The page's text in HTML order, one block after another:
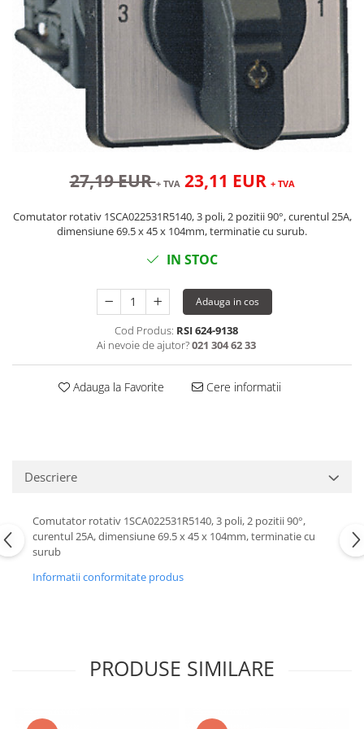
27,19 EUR+ TVA 23,11 EUR + TVA
Comutator rotativ 1SCA022531R5140, 3 poli, 2 pozitii 90°, curentul 25A,
dimensiune 69.5 x 45 x 104mm, terminatie cu surub.
IN STOC
Adauga in cos
Cod Produs: RSI 624-9138
Ai nevoie de ajutor?021 304 62 33
Adauga la Favorite Cere informatii
Descriere
Comutator rotativ 1SCA022531R5140, 3 poli, 2 pozitii 90°,
curentul 25A, dimensiune 69.5 x 45 x 104mm, terminatie cu
surub
Informatii conformitate produs
PRODUSE SIMILARE